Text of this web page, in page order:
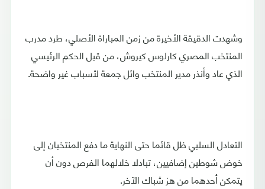
وشهدت الدقيقة الأخيرة من زمن المباراة الأصلي، طرد مدرب
المنتخب المصري كارلوس كيروش، من قبل الحكم الرئيسي
الذي عاد وأنذر مدير المنتخب وائل جمعة لأسباب غير واضحة.
التعادل السلبي ظل قائما حتى النهاية ما دفع المنتخبان إلى
خوض شوطين إضافيين، تبادلا خلالهما الفرص دون أن
يتمكن أحدهما من هز شباك الآخر.